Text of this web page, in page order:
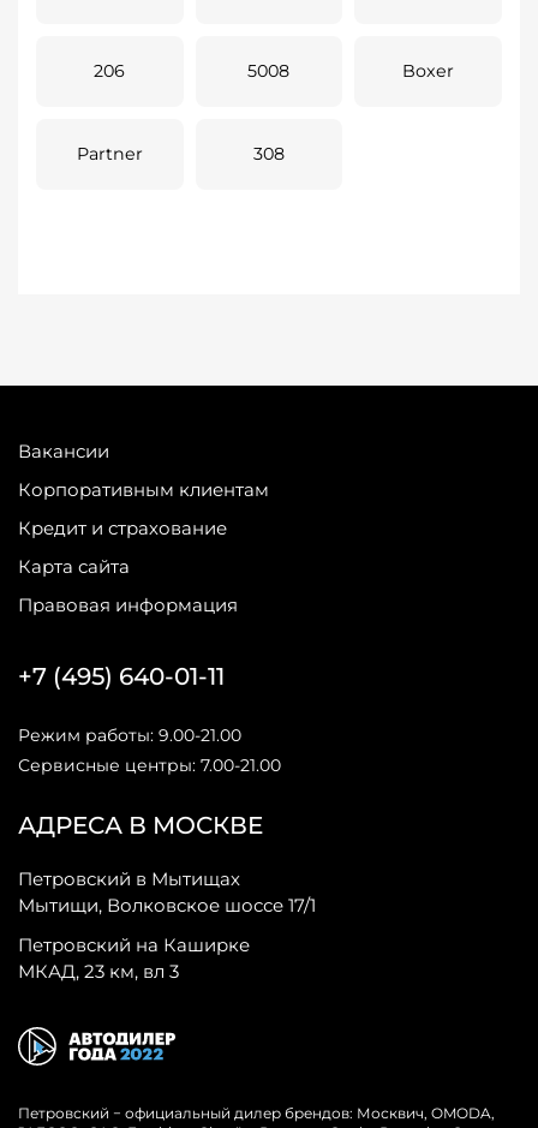
206 5008 Boxer
Partner 308
Вакансии
Корпоративным клиентам
Кредит и страхование
Карта сайта
Правовая информация
АДРЕСА В МОСКВЕ
Петровский в Мытищах
Мытищи, Волковское шоссе 17/1
Петровский на Каширке
МКАД, 23 км, вл 3
+7 (495) 640-01-11
Режим работы: 9.00-21.00
Сервисные центры: 7.00-21.00
Петровский − официальный дилер брендов: Москвич, OMODA,